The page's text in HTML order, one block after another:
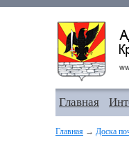
Главная
Главная → Доска